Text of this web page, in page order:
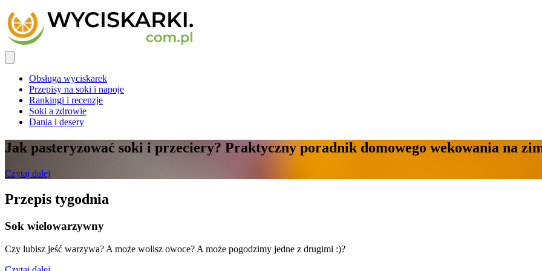
Obsługa wyciskarek
Przepisy na soki i napoje
Rankingi i recenzje
Soki a zdrowie
Dania i desery
Jak pasteryzować soki i przeciery? Praktyczny poradnik domowego wekowania na
Czytaj dalej
Przepis tygodnia
Sok wielowarzywny
Czy lubisz jeść warzywa? A może wolisz owoce? A może pogodzimy jedne z drugimi :)?